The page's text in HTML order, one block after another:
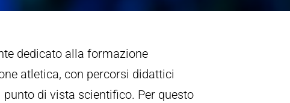
dedicato alla formazione
atletica, con percorsi didattici
di vista scientifico. Per questo